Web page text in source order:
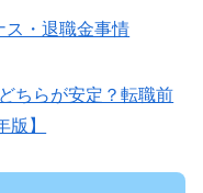
ス・退職金事情
ちらが安定？転職前
】